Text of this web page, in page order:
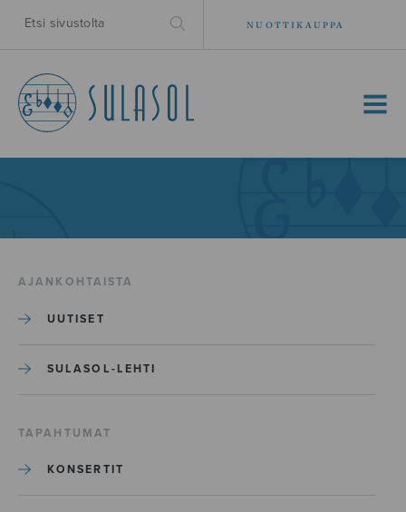
NUOTTIKAUPPA
MENU
AJANKOHTAISTA
UUTISET
SULASOL-LEHTI
TAPAHTUMAT
KONSERTIT